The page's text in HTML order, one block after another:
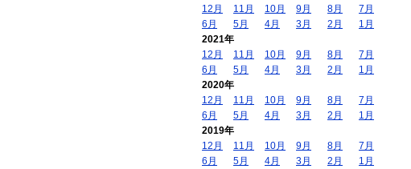
12月
11月 10月 9月 8月
7月
6月
5月 4月 3月 2月
1月
2021年
12月
11月 10月 9月 8月
7月
6月
5月 4月 3月 2月
1月
2020年
12月
11月 10月 9月 8月
7月
6月
5月 4月 3月 2月
1月
2019年
12月
11月 10月 9月 8月
7月
6月
5月 4月 3月 2月
1月